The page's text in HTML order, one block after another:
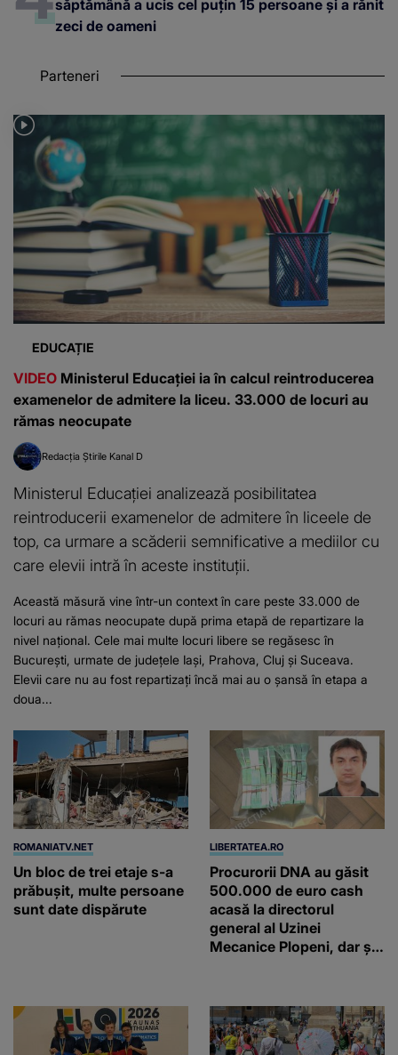
săptămână a ucis cel puțin 15 persoane și a rănit
zeci de oameni
Parteneri
EDUCAȚIE
VIDEO Ministerul Educației ia în calcul reintroducerea
examenelor de admitere la liceu. 33.000 de locuri au
rămas neocupate
Redacția Știrile Kanal D
Ministerul Educației analizează posibilitatea
reintroducerii examenelor de admitere în liceele de
top, ca urmare a scăderii semnificative a mediilor cu
care elevii intră în aceste instituții.
Această măsură vine într-un context în care peste 33.000 de
locuri au rămas neocupate după prima etapă de repartizare la
nivel național. Cele mai multe locuri libere se regăsesc în
București, urmate de județele Iași, Prahova, Cluj și Suceava.
Elevii care nu au fost repartizați încă mai au o șansă în etapa a
doua...
ROMANIATV.NET
Un bloc de trei etaje s-a
prăbuşit, multe persoane
sunt date dispărute
LIBERTATEA.RO
Procurorii DNA au găsit
500.000 de euro cash
acasă la directorul
general al Uzinei
Mecanice Plopeni, dar și